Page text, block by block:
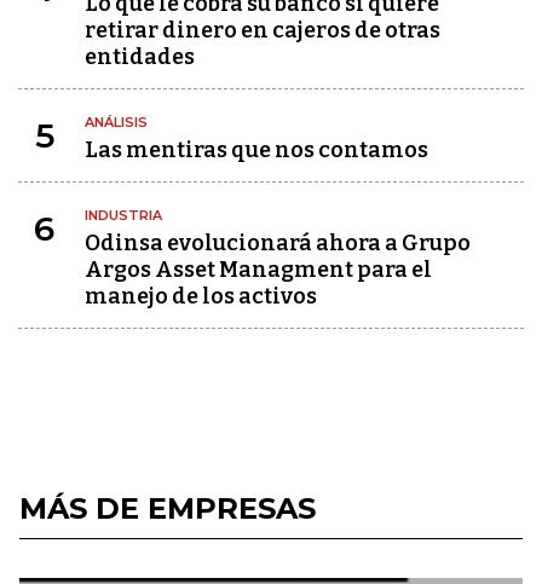
retirar dinero en cajeros de otras
entidades
5 ANÁLISIS
Las mentiras que nos contamos
6 INDUSTRIA
Odinsa evolucionará ahora a Grupo
Argos Asset Managment para el
manejo de los activos
MÁS DE EMPRESAS